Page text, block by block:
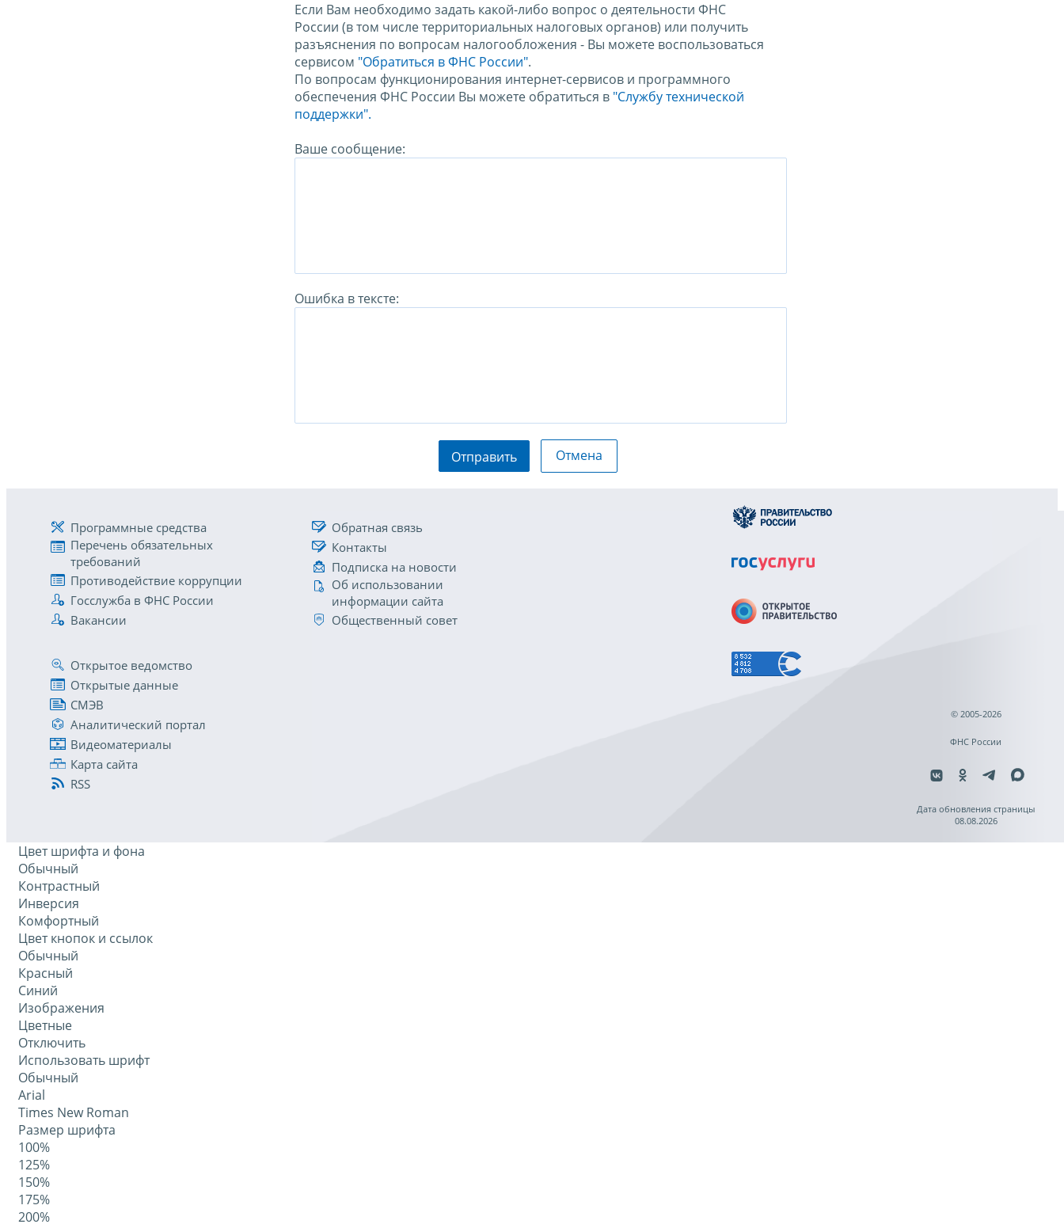
Если Вам необходимо задать какой-либо вопрос о деятельности ФНС
России (в том числе территориальных налоговых органов) или получить
разъяснения по вопросам налогообложения - Вы можете воспользоваться
сервисом "Обратиться в ФНС России".
По вопросам функционирования интернет-сервисов и программного
обеспечения ФНС России Вы можете обратиться в "Службу технической
поддержки".
Ваше сообщение:
Ошибка в тексте:
Отправить Отмена
Программные средства
Перечень обязательных
требований
Противодействие коррупции
Госслужба в ФНС России
Вакансии
Обратная связь
Контакты
Подписка на новости
Об использовании
информации сайта
Общественный совет
Открытое ведомство
Открытые данные
СМЭВ
Аналитический портал
Видеоматериалы
Карта сайта
RSS
© 2005-2026
ФНС России
Дата обновления страницы
08.08.2026
Цвет шрифта и фона
Обычный
Контрастный
Инверсия
Комфортный
Цвет кнопок и ссылок
Обычный
Красный
Синий
Изображения
Цветные
Отключить
Использовать шрифт
Обычный
Arial
Times New Roman
Размер шрифта
100%
125%
150%
175%
200%